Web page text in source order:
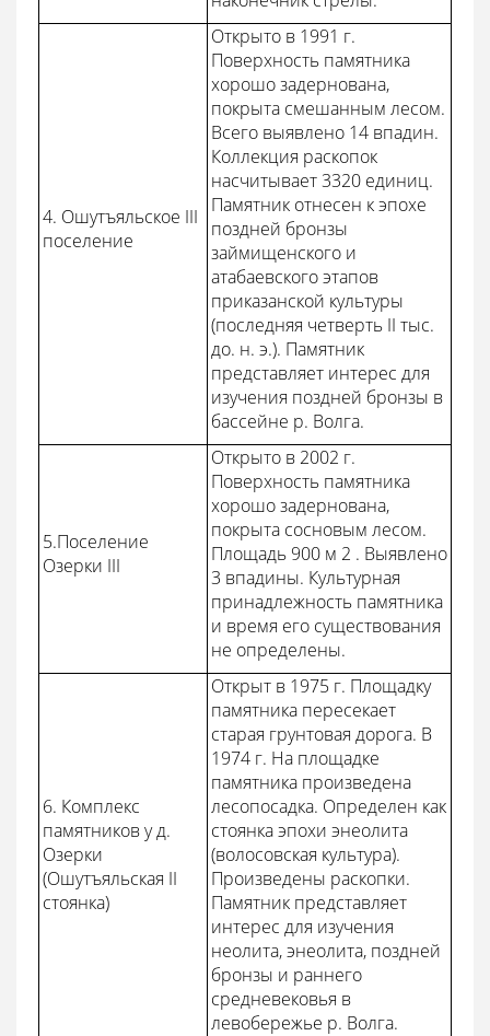
4. Ошутъяльское III
поселение
Открыто в 1991 г.
Поверхность памятника
хорошо задернована,
покрыта смешанным лесом.
Всего выявлено 14 впадин.
Коллекция раскопок
насчитывает 3320 единиц.
Памятник отнесен к эпохе
поздней бронзы
займищенского и
атабаевского этапов
приказанской культуры
(последняя четверть II тыс.
до. н. э.). Памятник
представляет интерес для
изучения поздней бронзы в
бассейне р. Волга.
5.Поселение
Озерки III
Открыто в 2002 г.
Поверхность памятника
хорошо задернована,
покрыта сосновым лесом.
Площадь 900 м 2 . Выявлено
3 впадины. Культурная
принадлежность памятника
и время его существования
не определены.
6. Комплекс
памятников у д.
Озерки
(Ошутъяльская II
стоянка)
Открыт в 1975 г. Площадку
памятника пересекает
старая грунтовая дорога. В
1974 г. На площадке
памятника произведена
лесопосадка. Определен как
стоянка эпохи энеолита
(волосовская культура).
Произведены раскопки.
Памятник представляет
интерес для изучения
неолита, энеолита, поздней
бронзы и раннего
средневековья в
левобережье р. Волга.